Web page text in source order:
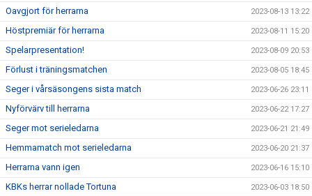
Oavgjort för herrarna 2023-08-13 13:22
Höstpremiär för herrarna 2023-08-11 15:20
Spelarpresentation! 2023-08-09 20:53
Förlust i träningsmatchen 2023-08-05 18:45
Seger i vårsäsongens sista match 2023-06-26 23:11
Nyförvärv till herrarna 2023-06-22 17:27
Seger mot serieledarna 2023-06-21 21:49
Hemmamatch mot serieledarna 2023-06-20 21:37
Herrarna vann igen 2023-06-16 15:10
KBKs herrar nollade Tortuna 2023-06-03 18:50